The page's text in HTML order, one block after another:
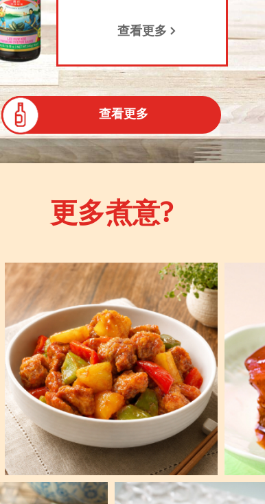
查看更多
查看更多
更多煮意?